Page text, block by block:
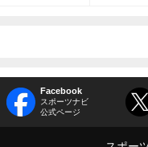
Facebook
スポーツナビ
公式ページ